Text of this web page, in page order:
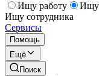
Ищу работу
Ищу
Ищу сотрудника
Сервисы
Помощь
Ещё
Поиск